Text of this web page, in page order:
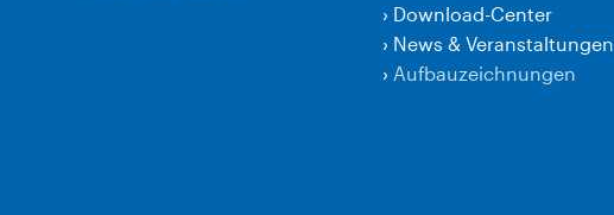
› Download-Center
› News & Veranstaltungen
› Aufbauzeichnungen